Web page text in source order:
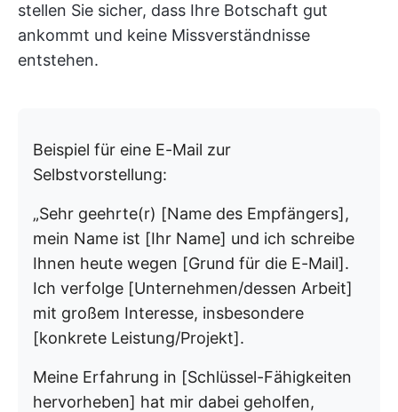
stellen Sie sicher, dass Ihre Botschaft gut
ankommt und keine Missverständnisse
entstehen.
Beispiel für eine E-Mail zur
Selbstvorstellung:
„Sehr geehrte(r) [Name des Empfängers],
mein Name ist [Ihr Name] und ich schreibe
Ihnen heute wegen [Grund für die E-Mail].
Ich verfolge [Unternehmen/dessen Arbeit]
mit großem Interesse, insbesondere
[konkrete Leistung/Projekt].
Meine Erfahrung in [Schlüssel-Fähigkeiten
hervorheben] hat mir dabei geholfen,